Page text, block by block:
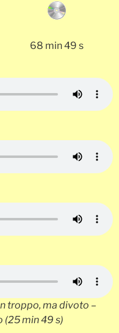
68 min 49 s
troppo, ma divoto –
(25 min 49 s)